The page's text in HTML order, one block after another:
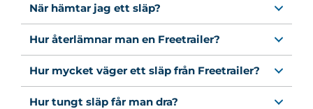
När hämtar jag ett släp?
Hur återlämnar man en Freetrailer?
Hur mycket väger ett släp från Freetrailer?
Hur tungt släp får man dra?